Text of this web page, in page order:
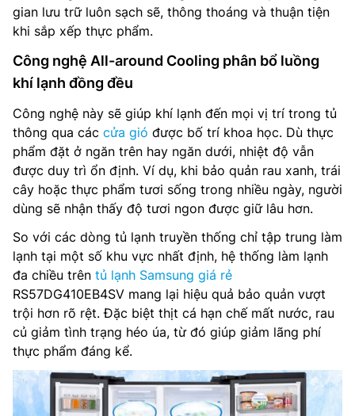
gian lưu trữ luôn sạch sẽ, thông thoáng và thuận tiện
khi sắp xếp thực phẩm.
Công nghệ All-around Cooling phân bổ luồng
khí lạnh đồng đều
Công nghệ này sẽ giúp khí lạnh đến mọi vị trí trong tủ
thông qua các cửa gió được bố trí khoa học. Dù thực
phẩm đặt ở ngăn trên hay ngăn dưới, nhiệt độ vẫn
được duy trì ổn định. Ví dụ, khi bảo quản rau xanh, trái
cây hoặc thực phẩm tươi sống trong nhiều ngày, người
dùng sẽ nhận thấy độ tươi ngon được giữ lâu hơn.
So với các dòng tủ lạnh truyền thống chỉ tập trung làm
lạnh tại một số khu vực nhất định, hệ thống làm lạnh
đa chiều trên tủ lạnh Samsung giá rẻ
RS57DG410EB4SV mang lại hiệu quả bảo quản vượt
trội hơn rõ rệt. Đặc biệt thịt cá hạn chế mất nước, rau
củ giảm tình trạng héo úa, từ đó giúp giảm lãng phí
thực phẩm đáng kể.